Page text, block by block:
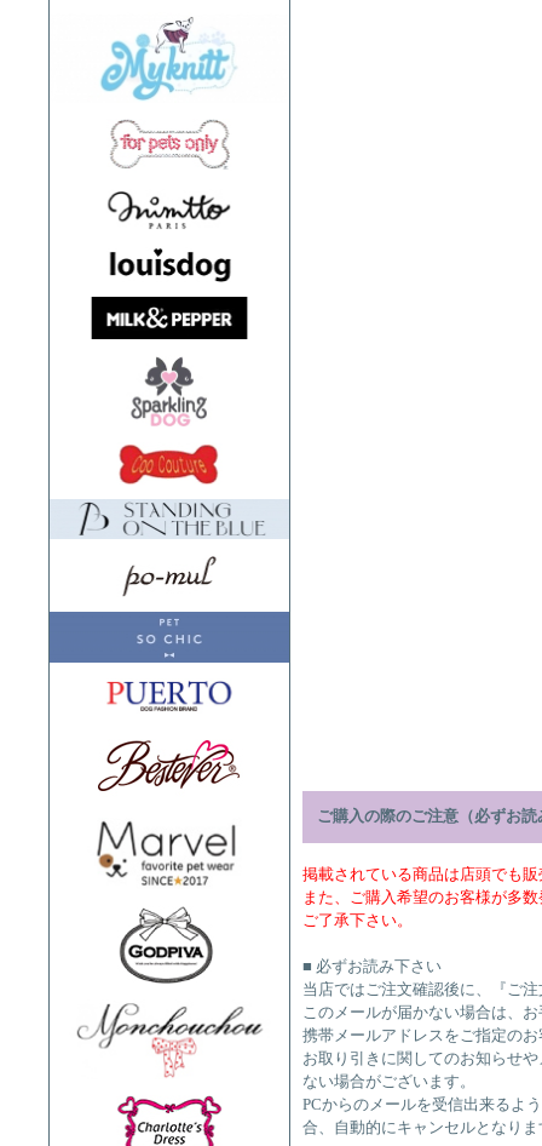
ご購入の際のご注意（必ずお読
掲載されている商品は店頭でも
また、ご購入希望のお客様が多
ご了承下さい。
■ 必ずお読み下さい
当店ではご注文確認後に、『ご
このメールが届かない場合は、
携帯メールアドレスをご指定の
お取り引きに関してのお知らせ
ない場合がございます。
PCからのメールを受信出来るよ
合、自動的にキャンセルとなり